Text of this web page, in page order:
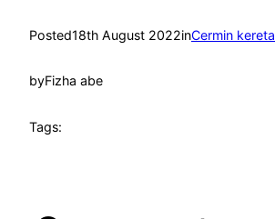
Posted18th August 2022inCermin kereta
byFizha abe
Tags: